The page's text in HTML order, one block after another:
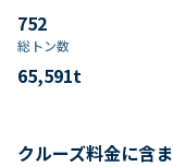
752
総トン数​
65,591t
クルーズ料金に含